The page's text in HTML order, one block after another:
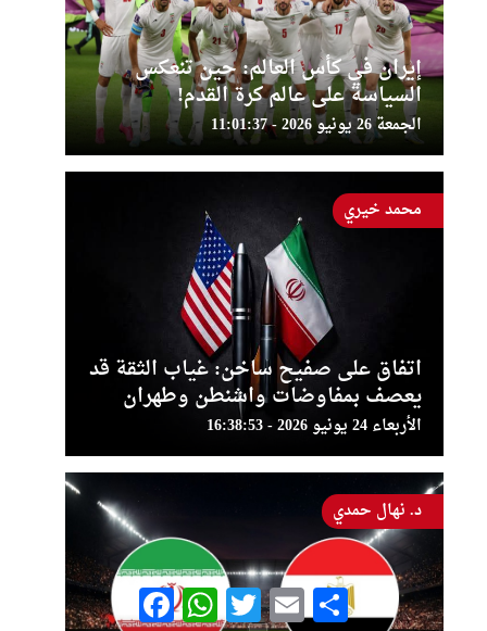
إيران في كأس العالم: حين تنعكس
السياسة على عالم كرة القدم!
الجمعة 26 يونيو 2026 - 11:01:37
اتفاق على صفيح ساخن: غياب الثقة قد
يعصف بمفاوضات واشنطن وطهران
الأربعاء 24 يونيو 2026 - 16:38:53
محمد خيري
د. نهال حمدي
FacebookWhatsAppTwitter Email Share